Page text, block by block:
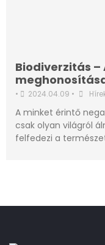
Biodiverzitás –
• 2024.04.09 •
A minket érintő
csak olyan világról
felfedezi a